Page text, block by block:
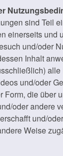
sind Teil
einerseits und
und/oder
Inhalt
alle
und/oder
Form, die über
oder andere
und/
Weise